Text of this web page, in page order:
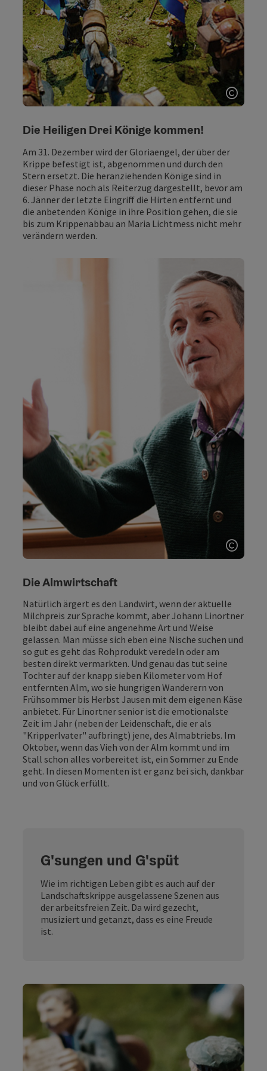
Die Heiligen Drei Könige kommen!
Am 31. Dezember wird der Gloriaengel, der über der
Krippe befestigt ist, abgenommen und durch den
Stern ersetzt. Die heranziehenden Könige sind in
dieser Phase noch als Reiterzug dargestellt, bevor am
6. Jänner der letzte Eingriff die Hirten entfernt und
die anbetenden Könige in ihre Position gehen, die sie
bis zum Krippenabbau an Maria Lichtmess nicht mehr
verändern werden.
Die Almwirtschaft
Natürlich ärgert es den Landwirt, wenn der aktuelle
Milchpreis zur Sprache kommt, aber Johann Linortner
bleibt dabei auf eine angenehme Art und Weise
gelassen. Man müsse sich eben eine Nische suchen und
so gut es geht das Rohprodukt veredeln oder am
besten direkt vermarkten. Und genau das tut seine
Tochter auf der knapp sieben Kilometer vom Hof
entfernten Alm, wo sie hungrigen Wanderern von
Frühsommer bis Herbst Jausen mit dem eigenen Käse
anbietet. Für Linortner senior ist die emotionalste
Zeit im Jahr (neben der Leidenschaft, die er als
"Kripperlvater" aufbringt) jene, des Almabtriebs. Im
Oktober, wenn das Vieh von der Alm kommt und im
Stall schon alles vorbereitet ist, ein Sommer zu Ende
geht. In diesen Momenten ist er ganz bei sich, dankbar
und von Glück erfüllt.
G'sungen und G'spüt
Wie im richtigen Leben gibt es auch auf der
Landschaftskrippe ausgelassene Szenen aus
der arbeitsfreien Zeit. Da wird gezecht,
musiziert und getanzt, dass es eine Freude
ist.